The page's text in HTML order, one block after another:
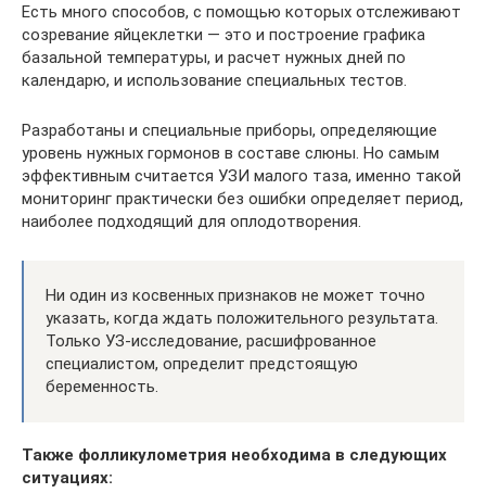
Есть много способов, с помощью которых отслеживают
созревание яйцеклетки — это и построение графика
базальной температуры, и расчет нужных дней по
календарю, и использование специальных тестов.
Разработаны и специальные приборы, определяющие
уровень нужных гормонов в составе слюны. Но самым
эффективным считается УЗИ малого таза, именно такой
мониторинг практически без ошибки определяет период,
наиболее подходящий для оплодотворения.
Ни один из косвенных признаков не может точно
указать, когда ждать положительного результата.
Только УЗ-исследование, расшифрованное
специалистом, определит предстоящую
беременность.
Также фолликулометрия необходима в следующих
ситуациях: